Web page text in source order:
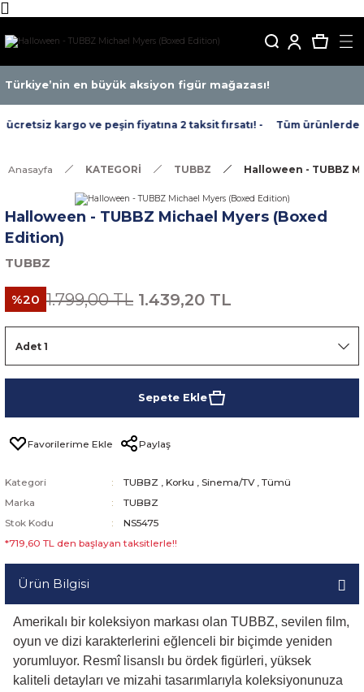
Türkiye’nin en büyük aksiyon figür mağazası!
kargo ve peşin fiyatına 2 taksit fırsatı! - Tüm ürünlerde
Anasayfa KATEGORİ TUBBZ Halloween - TUBBZ
Halloween - TUBBZ Michael Myers (Boxed
Edition)
TUBBZ
%20 1.799,00 TL 1.439,20 TL
Sepete Ekle
Paylaş
Kategori TUBBZ , Korku , Sinema/TV , Tümü
Marka
TUBBZ
Stok Kodu
NS5475
*719,60 TL den başlayan taksitlerle!!
Ürün Bilgisi
Amerikalı bir koleksiyon markası olan TUBBZ, sevilen film,
oyun ve dizi karakterlerini eğlenceli bir biçimde yeniden
yorumluyor. Resmî lisanslı bu ördek figürleri, yüksek
kaliteli detayları ve mizahi tasarımlarıyla koleksiyonunuza